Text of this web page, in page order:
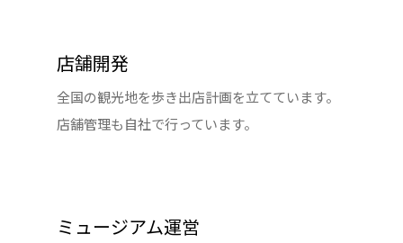
店舗開発
全国の観光地を歩き出店計画を立てています。
店舗管理も自社で行っています。
ミュージアム運営